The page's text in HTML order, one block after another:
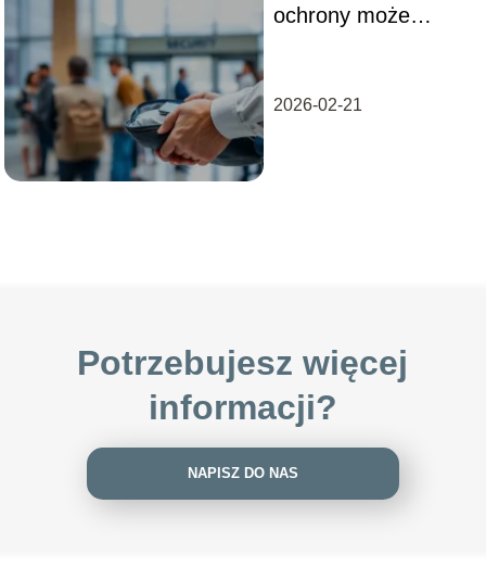
ochrony może
2026-02-21
Potrzebujesz więcej
informacji?
NAPISZ DO NAS